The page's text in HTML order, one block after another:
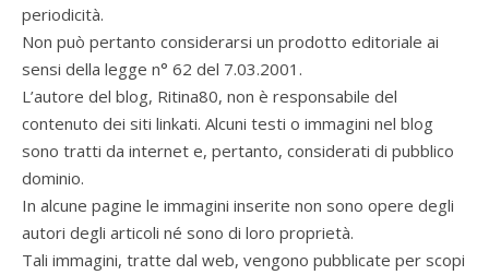
periodicità.
Non può pertanto considerarsi un prodotto editoriale ai
sensi della legge n° 62 del 7.03.2001.
L’autore del blog, Ritina80, non è responsabile del
contenuto dei siti linkati. Alcuni testi o immagini nel blog
sono tratti da internet e, pertanto, considerati di pubblico
dominio.
In alcune pagine le immagini inserite non sono opere degli
autori degli articoli né sono di loro proprietà.
Tali immagini, tratte dal web, vengono pubblicate per scopi